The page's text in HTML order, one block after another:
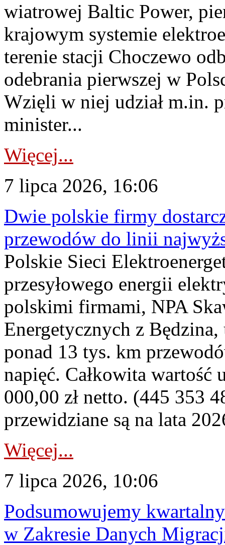
wiatrowej Baltic Power,
krajowym systemie
terenie stacji Choczewo
odebrania pierwszej w
Wzięli w niej udział m.in.
minister...
Więcej...
7 lipca 2026, 16:06
Dwie polskie firmy
przewodów do linii
Polskie Sieci
przesyłowego energii
polskimi firmami, NPA
Energetycznych z
ponad 13 tys. km
napięć. Całkowita
000,00 zł netto. (445 353
przewidziane są na lata
Więcej...
7 lipca 2026, 10:06
Podsumowujemy
w Zakresie Danych